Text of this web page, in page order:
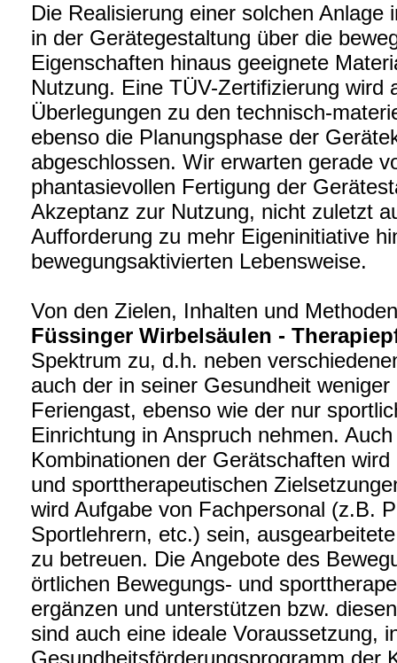
Die Realisierung einer solchen Anlage
in der Gerätegestaltung über die
Eigenschaften hinaus geeignete
Nutzung. Eine TÜV-Zertifizierung wird
Überlegungen zu den technisch-
ebenso die Planungsphase der
abgeschlossen. Wir erwarten gerade
phantasievollen Fertigung der
Akzeptanz zur Nutzung, nicht zuletzt
Aufforderung zu mehr Eigeninitiative
bewegungsaktivierten Lebensweise.
Von den Zielen, Inhalten und
Füssinger Wirbelsäulen -
Spektrum zu, d.h. neben
auch der in seiner Gesundheit
Feriengast, ebenso wie der nur
Einrichtung in Anspruch nehmen.
Kombinationen der Gerätschaften
und sporttherapeutischen
wird Aufgabe von Fachpersonal (z.B.
Sportlehrern, etc.) sein,
zu betreuen. Die Angebote des
örtlichen Bewegungs- und
ergänzen und unterstützen bzw.
sind auch eine ideale Voraussetzung,
Gesundheitsförderungsprogramm der